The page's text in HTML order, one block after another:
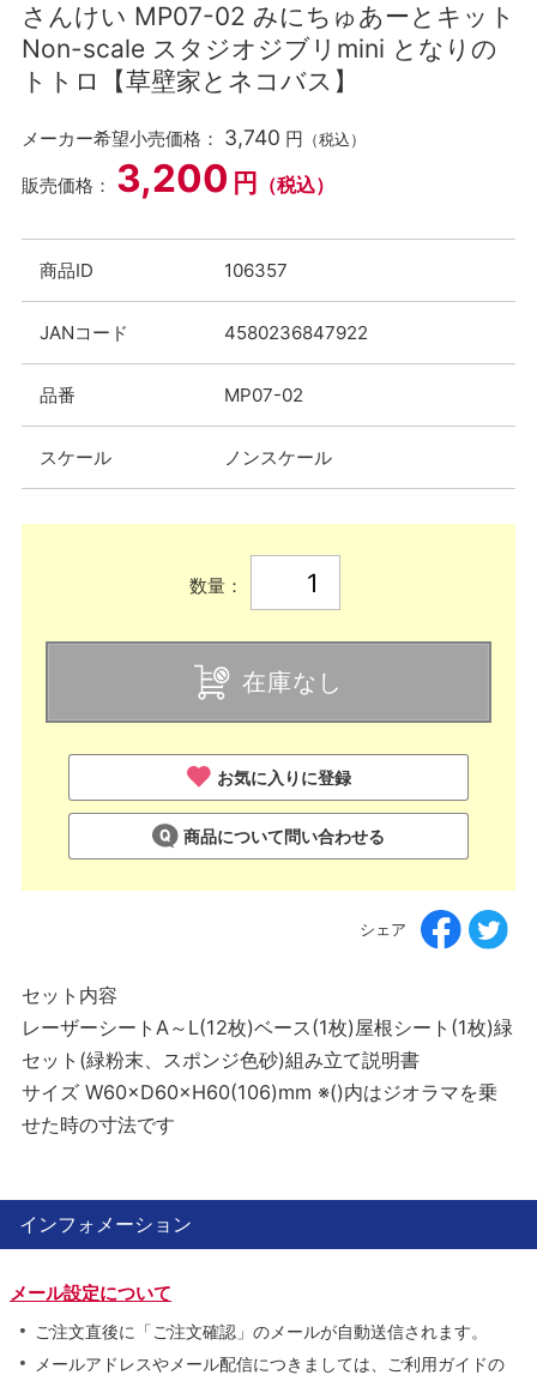
さんけい MP07-02 みにちゅあーとキット
Non-scale スタジオジブリmini となりの
トトロ【草壁家とネコバス】
メーカー希望小売価格： 3,740 円 （税込）
販売価格： 3,200 円 （税込）
商品ID 106357
JANコード 4580236847922
品番 MP07-02
スケール ノンスケール
数量：
在庫なし
お気に入りに登録
商品について問い合わせる
シェア
セット内容
レーザーシートA～L(12枚)ベース(1枚)屋根シート(1枚)緑
セット(緑粉末、スポンジ色砂)組み立て説明書
サイズ W60×D60×H60(106)mm ※()内はジオラマを乗
せた時の寸法です
インフォメーション
メール設定について
ご注文直後に「ご注文確認」のメールが自動送信されます。
メールアドレスやメール配信につきましては、ご利用ガイドの